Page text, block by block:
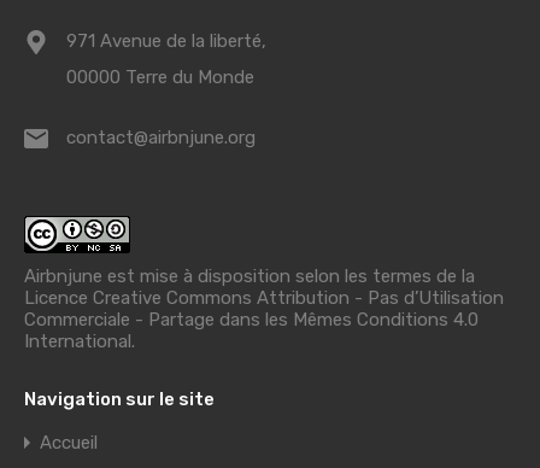
971 Avenue de la liberté,
00000 Terre du Monde
contact@airbnjune.org
Airbnjune est mise à disposition selon les termes de la
Licence Creative Commons Attribution - Pas d’Utilisation
Commerciale - Partage dans les Mêmes Conditions 4.0
International.
Navigation sur le site
Accueil